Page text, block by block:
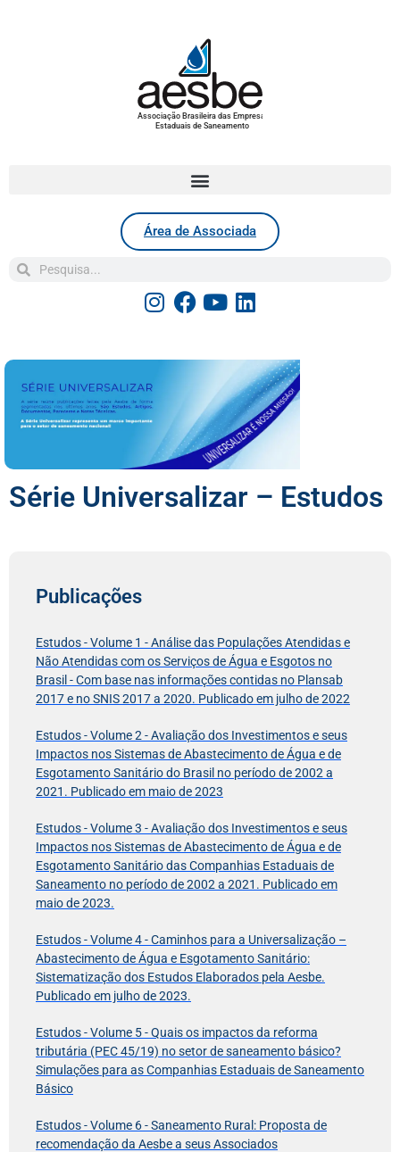
Associação Brasileira das Empresas
Estaduais de Saneamento
Área de Associada
Série Universalizar – Estudos
Publicações
Estudos - Volume 1 - Análise das Populações Atendidas e
Não Atendidas com os Serviços de Água e Esgotos no
Brasil - Com base nas informações contidas no Plansab
2017 e no SNIS 2017 a 2020. Publicado em julho de 2022
Estudos - Volume 2 - Avaliação dos Investimentos e seus
Impactos nos Sistemas de Abastecimento de Água e de
Esgotamento Sanitário do Brasil no período de 2002 a
2021. Publicado em maio de 2023
Estudos - Volume 3 - Avaliação dos Investimentos e seus
Impactos nos Sistemas de Abastecimento de Água e de
Esgotamento Sanitário das Companhias Estaduais de
Saneamento no período de 2002 a 2021. Publicado em
maio de 2023.
Estudos - Volume 4 - Caminhos para a Universalização –
Abastecimento de Água e Esgotamento Sanitário:
Sistematização dos Estudos Elaborados pela Aesbe.
Publicado em julho de 2023.
Estudos - Volume 5 - Quais os impactos da reforma
tributária (PEC 45/19) no setor de saneamento básico?
Simulações para as Companhias Estaduais de Saneamento
Básico
Estudos - Volume 6 - Saneamento Rural: Proposta de
recomendação da Aesbe a seus Associados